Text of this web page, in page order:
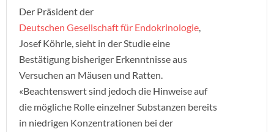
Der Präsident der
Deutschen Gesellschaft für Endokrinologie,
Josef Köhrle, sieht in der Studie eine
Bestätigung bisheriger Erkenntnisse aus
Versuchen an Mäusen und Ratten.
«Beachtenswert sind jedoch die Hinweise auf
die mögliche Rolle einzelner Substanzen bereits
in niedrigen Konzentrationen bei der